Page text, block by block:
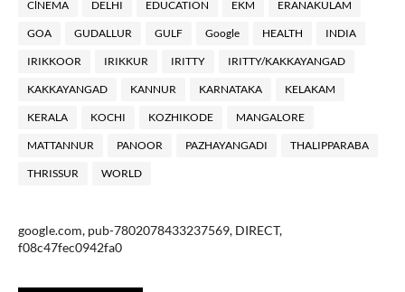
ClNEMA DELHI EDUCATION EKM ERANAKULAM
GOA GUDALLUR GULF Google HEALTH INDIA
IRIKKOOR IRIKKUR IRITTY IRITTY/KAKKAYANGAD
KAKKAYANGAD KANNUR KARNATAKA KELAKAM
KERALA KOCHI KOZHIKODE MANGALORE
MATTANNUR PANOOR PAZHAYANGADI THALIPPARABA
THRISSUR WORLD
google.com, pub-7802078433237569, DIRECT,
f08c47fec0942fa0